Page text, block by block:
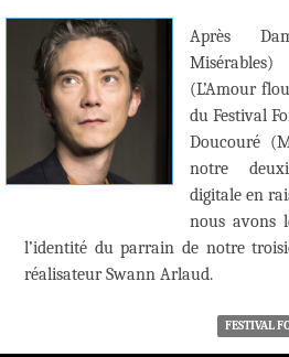
Après
(L’Amour
du Festival
Doucouré
notre
digitale en
nous avons
l’identité du parrain de notre
réalisateur Swann Arlaud.
FESTIVAL